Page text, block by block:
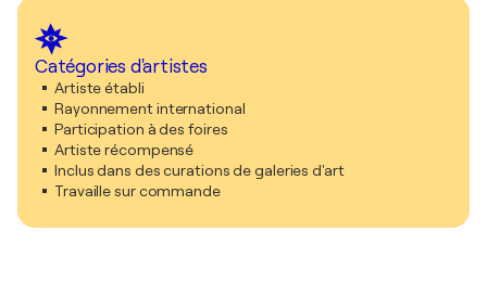
Catégories d'artistes
Artiste établi
Rayonnement international
Participation à des foires
Artiste récompensé
Inclus dans des curations de galeries d'art
Travaille sur commande